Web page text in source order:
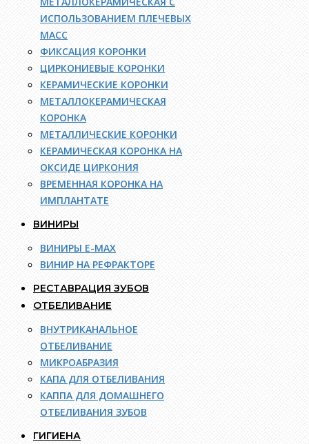
ИСПОЛЬЗОВАНИЕМ ПЛЕЧЕВЫХ
МАСС
ФИКСАЦИЯ КОРОНКИ
ЦИРКОНИЕВЫЕ КОРОНКИ
КЕРАМИЧЕСКИЕ КОРОНКИ
МЕТАЛЛОКЕРАМИЧЕСКАЯ
КОРОНКА
МЕТАЛЛИЧЕСКИЕ КОРОНКИ
КЕРАМИЧЕСКАЯ КОРОНКА НА
ОКСИДЕ ЦИРКОНИЯ
ВРЕМЕННАЯ КОРОНКА НА
ИМПЛАНТАТЕ
ВИНИРЫ
ВИНИРЫ E-MAX
ВИНИР НА РЕФРАКТОРЕ
РЕСТАВРАЦИЯ ЗУБОВ
ОТБЕЛИВАНИЕ
ВНУТРИКАНАЛЬНОЕ
ОТБЕЛИВАНИЕ
МИКРОАБРАЗИЯ
КАПА ДЛЯ ОТБЕЛИВАНИЯ
КАППА ДЛЯ ДОМАШНЕГО
ОТБЕЛИВАНИЯ ЗУБОВ
ГИГИЕНА